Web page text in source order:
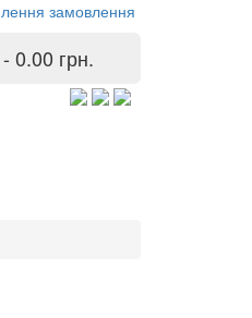
замовлення
0.00 грн.